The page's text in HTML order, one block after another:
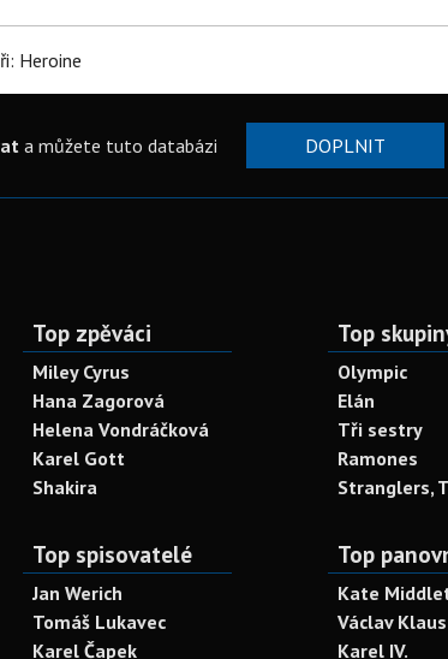
Heroine
a můžete tuto databázi DOPLNIT
Top zpěváci
Miley Cyrus
Hana Zagorová
Helena Vondráčková
Karel Gott
Shakira
Top
Olympic
Elán
Tři sestry
Ramones
Stranglers,
Top spisovatelé
Jan Werich
Tomáš Lukavec
Karel Čapek
Top
Kate
Václav Klaus
Karel IV.